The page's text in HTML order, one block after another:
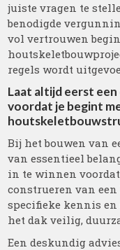
juiste vragen te
benodigde
vol vertrouwen
regels wordt
Laat altijd eerst
voordat je begint
Bij het bouwen van
van essentieel
in te winnen voordat
construeren van
specifieke kennis en
het dak veilig,
Een deskundig